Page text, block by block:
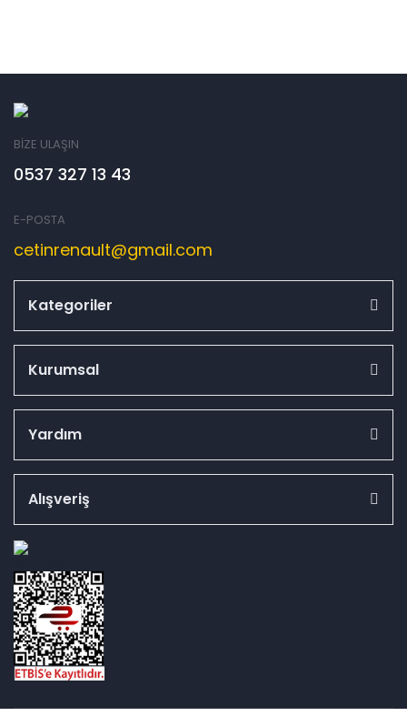
BİZE ULAŞIN
0537 327 13 43
E-POSTA
cetinrenault@gmail.com
Kategoriler
Kurumsal
Yardım
Alışveriş